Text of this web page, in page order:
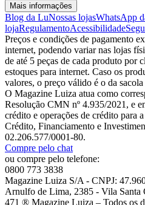
Mais informações
Blog da LuNossas lojasWhatsApp
lojaRegulamentoAcessibilidade
Preços e condições de pagamento
internet, podendo variar nas lojas
de até 5 peças de cada produto por
estoques para internet. Caso os
valores, o preço válido é o da sacola
O Magazine Luiza atua como
Resolução CMN nº 4.935/2021, e
crédito e operações de crédito para
Crédito, Financiamento e
02.206.577/0001-80.
Compre pelo chat
ou compre pelo telefone:
0800 773 3838
Magazine Luiza S/A - CNPJ:
Arnulfo de Lima, 2385 - Vila Santa
471 ® Magazine Luiza – Todos os